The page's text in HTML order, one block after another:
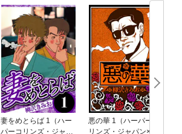
妻をめとらば 1（ハー
パーコリンズ・ジャパ
悪の華 1（ハーパーコ
リンズ・ジャパン×ア